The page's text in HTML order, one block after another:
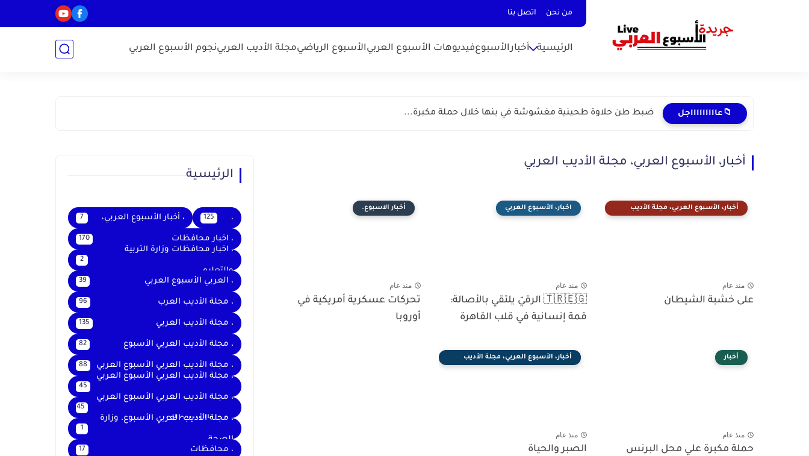
من نحن اتصل بنا
الرئيسية أخبارالأسبوعفيديوهات الأسبوع العربيالأسبوع الرياضيمجلة الأديب العربينجوم الأسبوع العربي
📁عاااااااااجل ضبط طن حلاوة طحينية مغشوشة في بنها خلال حملة مكبرة...
أخبار، الأسبوع العربي، مجلة الأديب العربي
أخبار، الأسبوع العربي، مجلة الأديب
منذ عام
على خشبة الشيطان
اخبار، الأسبوع العربي
منذ عام
🇹🇷🇪🇬 الرقيّ يلتقي بالأصالة:
قمة إنسانية في قلب القاهرة
أخبار الاسبوع.
منذ عام
تحركات عسكرية أمريكية في
أوروبا
أخبار
منذ عام
حملة مكبرة علي محل البرنس
أخبار، الأسبوع العربي، مجلة الأديب
منذ عام
الصبر والحياة
الرئيسية
، 125 ، أخبار الأسبوع العربي، 7
، اخبار محافظات 170
، اخبار محافظات وزارة التربية
والتعليم
2
، العربي الأسبوع العربي 39
، مجلة الأديب العرب 96
، مجلة الأديب العربي 135
، مجلة الأديب العربي الأسبوع 82
، مجلة الأديب العربي الأسبوع العربي 88
، مجلة الأديب العربي الأسبوع العربي
،
45
، مجلة الأديب العربي الأسبوع العربي
، مجلةالأسبوع العربي
45
، مجلة الأديب العربي الأسبوع. وزارة
الصحة
1
، محافظات 17